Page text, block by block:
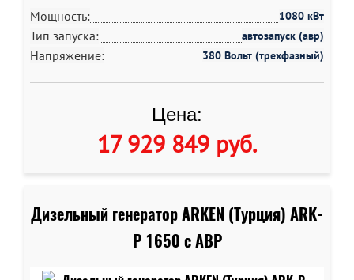
Мощность:
1080 кВт
Тип запуска: автозапуск (авр)
Напряжение: 380 Вольт (трехфазный)
Цена:
17 929 849 руб.
Дизельный генератор ARKEN (Турция) ARK-
P 1650 c АВР